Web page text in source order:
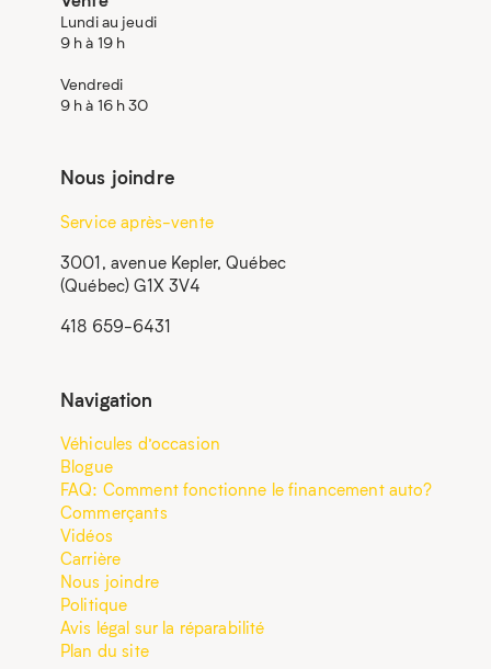
Lundi au jeudi
9 h à 19 h
Vendredi
9 h à 16 h 30
Nous joindre
Service après-vente
3001, avenue Kepler, Québec
(Québec) G1X 3V4
418 659-6431
Navigation
Véhicules d’occasion
Blogue
FAQ: Comment fonctionne le financement auto?
Commerçants
Vidéos
Carrière
Nous joindre
Politique
Avis légal sur la réparabilité
Plan du site